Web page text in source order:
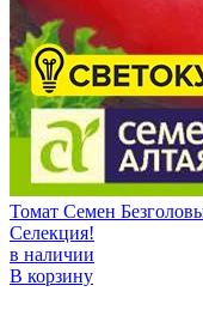
Томат Семен
Селекция!
в наличии
В корзину